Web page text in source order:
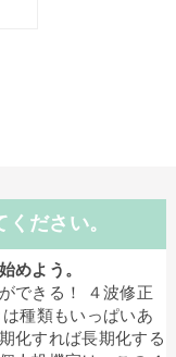
ださい。
めよう。
できる！ ４波修正
種類もいっぱいあ
化すれば長期化する